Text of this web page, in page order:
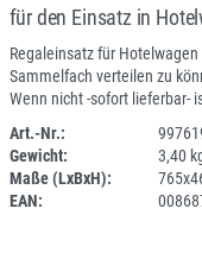
für den Einsatz in
Regaleinsatz für
Sammelfach verteilen zu
Wenn nicht -sofort lieferbar-
Art.-Nr.:
Gewicht:
3,40
Maße (LxBxH):
EAN: